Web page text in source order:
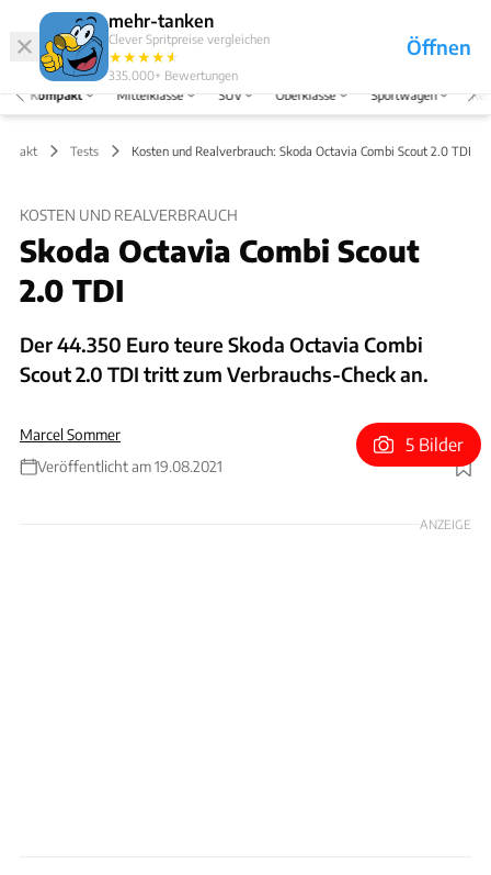
mehr-tanken
Clever Spritpreise vergleichen
★★★★★
★
335.000+ Bewertungen
Öffnen
Abo
Menü
Kompakt Mittelklasse SUV Oberklasse Sportwagen
Tests Kosten und Realverbrauch: Skoda Octavia Combi Scout 2.0 TDI
KOSTEN UND REALVERBRAUCH
Skoda Octavia Combi Scout
2.0 TDI
Der 44.350 Euro teure Skoda Octavia Combi
Scout 2.0 TDI tritt zum Verbrauchs-Check an.
Marcel Sommer
Veröffentlicht am 19.08.2021
Foto: Achim Hartmann
5 Bilder
ANZEIGE